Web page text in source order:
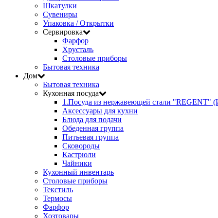
Шкатулки
Сувениры
Упаковка / Открытки
Сервировка
Фарфор
Хрусталь
Столовые приборы
Бытовая техника
Дом
Бытовая техника
Кухонная посуда
1.Посуда из нержавеющей стали "REGENT"
Аксессуары для кухни
Блюда для подачи
Обеденная группа
Питьевая группа
Сковороды
Кастрюли
Чайники
Кухонный инвентарь
Столовые приборы
Текстиль
Термосы
Фарфор
Хозтовары